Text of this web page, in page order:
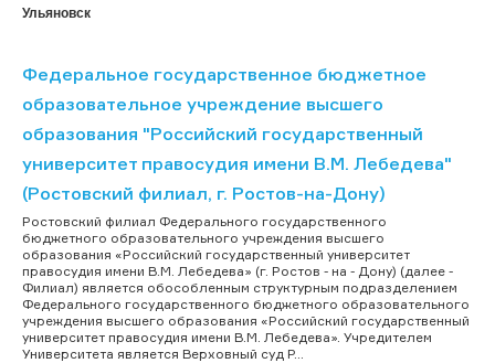
Ульяновск
Федеральное государственное бюджетное
образовательное учреждение высшего
образования "Российский государственный
университет правосудия имени В.М. Лебедева"
(Ростовский филиал, г. Ростов-на-Дону)
Ростовский филиал Федерального государственного
бюджетного образовательного учреждения высшего
образования «Российский государственный университет
правосудия имени В.М. Лебедева» (г. Ростов - на - Дону) (далее -
Филиал) является обособленным структурным подразделением
Федерального государственного бюджетного образовательного
учреждения высшего образования «Российский государственный
университет правосудия имени В.М. Лебедева». Учредителем
Университета является Верховный суд Р...